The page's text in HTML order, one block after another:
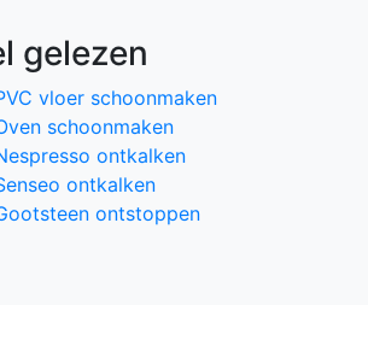
gelezen
vloer schoonmaken
schoonmaken
ontkalken
ontkalken
ontstoppen